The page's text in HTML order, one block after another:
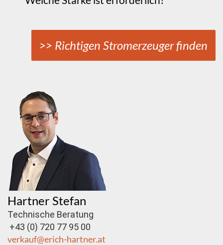
>> Richtigen Stromerzeuger finden
Hartner Stefan
Technische Beratung
+43 (0) 720 77 95 00
verkauf@erich-hartner.at